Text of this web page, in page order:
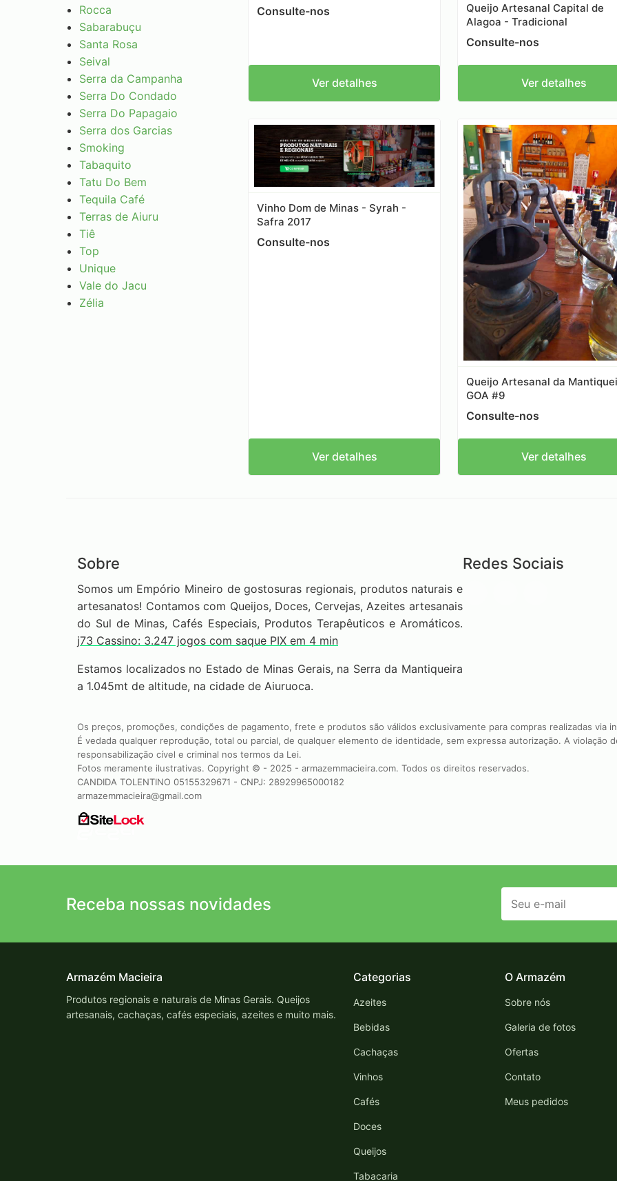
Rocca
Sabarabuçu
Santa Rosa
Seival
Serra da Campanha
Serra Do Condado
Serra Do Papagaio
Serra dos Garcias
Smoking
Tabaquito
Tatu Do Bem
Tequila Café
Terras de Aiuru
Tiê
Top
Unique
Vale do Jacu
Zélia
Consulte-nos
Ver detalhes
Queijo Artesanal Capital de
Alagoa - Tradicional
Consulte-nos
Ver detalhes
Vinho Dom de Minas - Syrah -
Safra 2017
Consulte-nos
Ver detalhes
Queijo Artesanal da
GOA #9
Consulte-nos
Ver detalhes
Sobre
Somos um Empório Mineiro de gostosuras regionais, produtos naturais e
artesanatos! Contamos com Queijos, Doces, Cervejas, Azeites artesanais
do Sul de Minas, Cafés Especiais, Produtos Terapêuticos e Aromáticos.
j73 Cassino: 3.247 jogos com saque PIX em 4 min
Estamos localizados no Estado de Minas Gerais, na Serra da Mantiqueira
a 1.045mt de altitude, na cidade de Aiuruoca.
Redes Sociais
Os preços, promoções, condições de pagamento, frete e produtos são válidos exclusivamente para compras realizadas via
É vedada qualquer reprodução, total ou parcial, de qualquer elemento de identidade, sem expressa autorização. A violação
responsabilização cível e criminal nos termos da Lei.
Fotos meramente ilustrativas. Copyright © - 2025 - armazemmacieira.com. Todos os direitos reservados.
CANDIDA TOLENTINO 05155329671 - CNPJ: 28929965000182
armazemmacieira@gmail.com
Receba nossas novidades
Armazém Macieira
Produtos regionais e naturais de Minas Gerais. Queijos
artesanais, cachaças, cafés especiais, azeites e muito mais.
Categorias
Azeites
Bebidas
Cachaças
Vinhos
Cafés
Doces
Queijos
Tabacaria
O Armazém
Sobre nós
Galeria de fotos
Ofertas
Contato
Meus pedidos